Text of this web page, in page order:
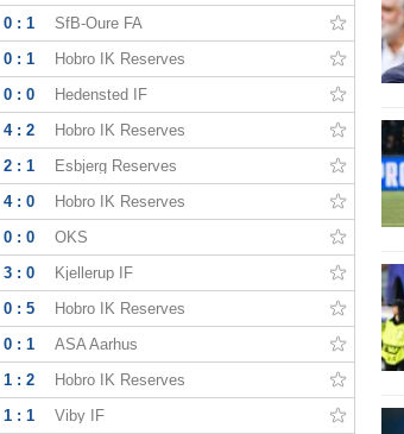
0 : 1 SfB-Oure FA
0 : 1 Hobro IK Reserves
0 : 0 Hedensted IF
4 : 2 Hobro IK Reserves
2 : 1 Esbjerg Reserves
4 : 0 Hobro IK Reserves
0 : 0 OKS
3 : 0 Kjellerup IF
0 : 5 Hobro IK Reserves
0 : 1 ASA Aarhus
1 : 2 Hobro IK Reserves
1 : 1 Viby IF